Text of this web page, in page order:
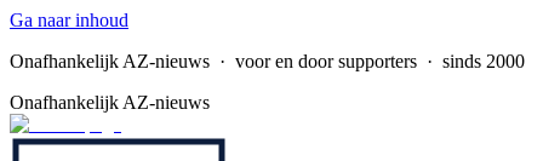
Ga naar inhoud
Onafhankelijk AZ-nieuws · voor en door supporters · sinds 2000
Onafhankelijk AZ-nieuws